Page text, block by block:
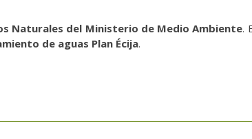
Naturales del Ministerio de Medio Ambiente.
de aguas Plan Écija.